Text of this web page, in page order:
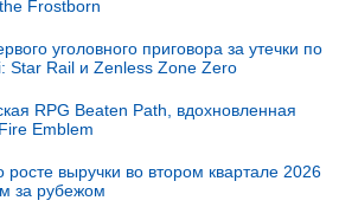
Frostborn
уголовного приговора за утечки по
Star Rail и Zenless Zone Zero
RPG Beaten Path, вдохновленная
Emblem
росте выручки во втором квартале 2026
за рубежом